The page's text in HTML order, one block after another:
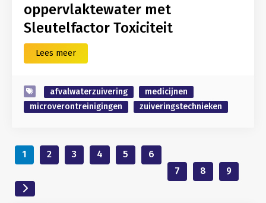
oppervlaktewater met
Sleutelfactor Toxiciteit
Lees meer
afvalwaterzuivering
medicijnen
microverontreinigingen
zuiveringstechnieken
1 2 3 4 5
6
7
8 9